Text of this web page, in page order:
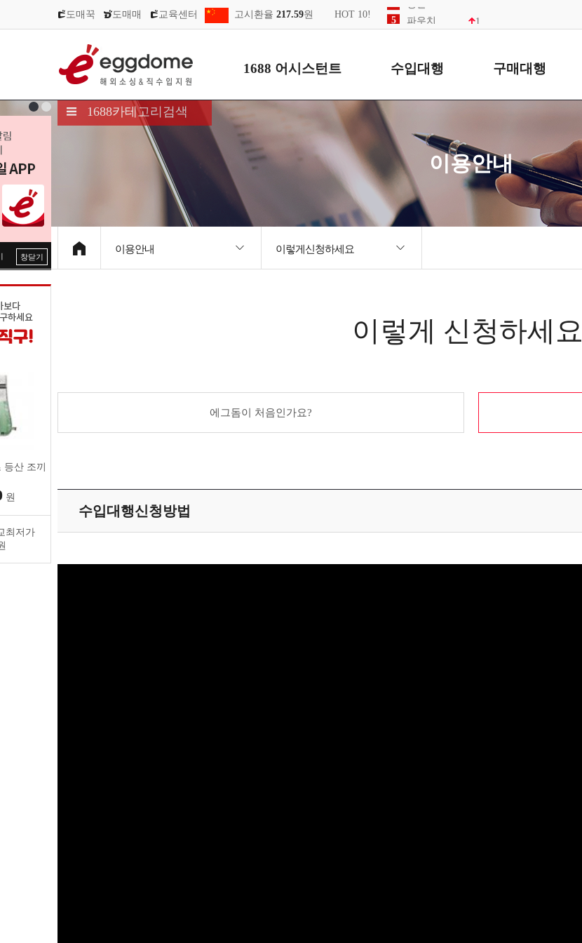
도매꾹 도매매 교육센터 고시환율 217.59원 HOT 10!
5
파우치
6
스카프
1
8
텀블러
10
키티
1
1688 어시스턴트 수입대행 구매대행
1688카테고리검색
이용안내
이용안내 이렇게신청하세요
창닫기
산 조끼
원
최저가
이렇게 신청하세요
에그돔이 처음인가요?
수입대행신청방법